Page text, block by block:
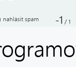
nahlásit spam -1 / 1